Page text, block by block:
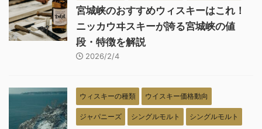
宮城峡のおすすめウィスキーはこれ！
ニッカウヰスキーが誇る宮城峡の値
段・特徴を解説
2026/2/4
ウィスキーの種類 ウイスキー価格動向
ジャパニーズ シングルモルト シングルモルト